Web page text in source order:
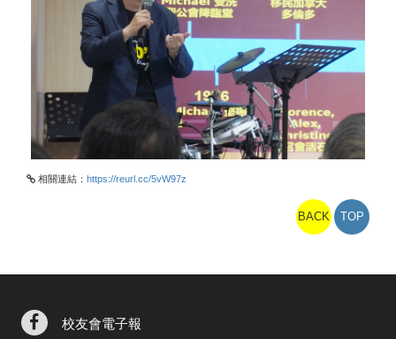
相關連結： https://reurl.cc/5vW97z
BACK TOP
校友會電子報